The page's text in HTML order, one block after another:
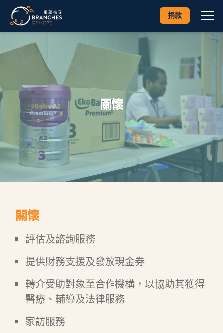
捐款
關懷
關懷
評估及諮詢服務
提供財務支援及發放現金券
轉介受助對象至合作機構，以協助其獲得
醫療、輔導及法律服務
家訪服務